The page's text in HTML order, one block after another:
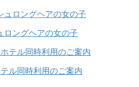
ロングヘアの女の子
ル同時利用のご案内